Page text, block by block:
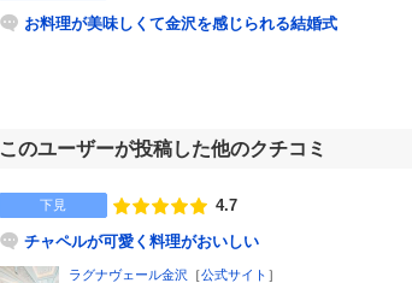
お料理が美味しくて金沢を感じられる結婚式
このユーザーが投稿した他のクチコミ
下見 点数
4.7
チャペルが可愛く料理がおいしい
ラグナヴェール金沢 ［公式サイト ］